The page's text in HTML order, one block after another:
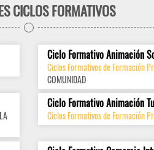
CICLOS FORMATIVOS
Ciclo Formativo Animación
Ciclos Formativos de Formación
COMUNIDAD
Ciclo Formativo Animación
Ciclos Formativos de Formación